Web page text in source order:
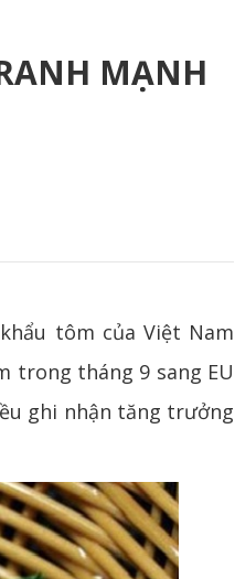
MẠNH
tôm của Việt Nam
trong tháng 9 sang EU
ghi nhận tăng trưởng